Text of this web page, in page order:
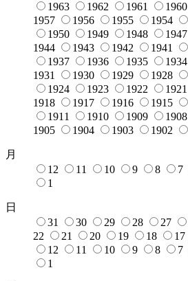
1963
1962 1961 1960
1957
1956 1955 1954
1950
1949 1948 1947
1944
1943 1942 1941
1937
1936 1935 1934
1931
1930 1929 1928
1924
1923 1922 1921
1918
1917 1916 1915
1911
1910 1909 1908
1905
1904 1903 1902
月
12
11 10 9 8 7
1
日
31
30 29 28 27
22
21 20 19 18 17
12
11 10 9 8 7
1